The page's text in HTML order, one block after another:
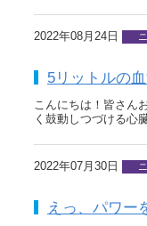
2022年08月24日
5リットルの
こんにちは！皆さん
く鼓動しつづける心
2022年07月30日
えっ、パワー